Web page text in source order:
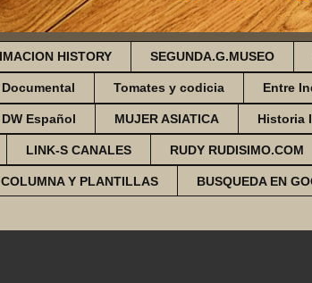
HISTORY SEGUNDA.G.MUSEO
Tomates y codicia Entre
DW Español MUJER ASIATICA Historia
LINK-S CANALES RUDY RUDISIMO.COM
Y PLANTILLAS BUSQUEDA EN